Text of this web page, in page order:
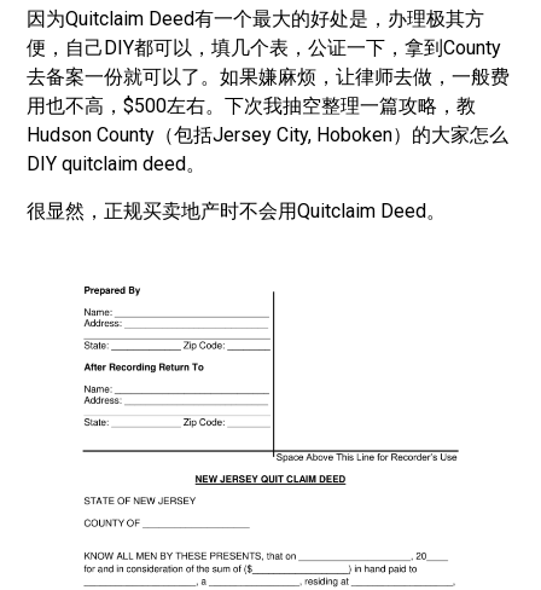
因为Quitclaim Deed有一个最大的好处是，办理极其方
便，自己DIY都可以，填几个表，公证一下，拿到County
去备案一份就可以了。如果嫌麻烦，让律师去做，一般费
用也不高，$500左右。下次我抽空整理一篇攻略，教
Hudson County（包括Jersey City, Hoboken）的大家怎么
DIY quitclaim deed。
很显然，正规买卖地产时不会用Quitclaim Deed。